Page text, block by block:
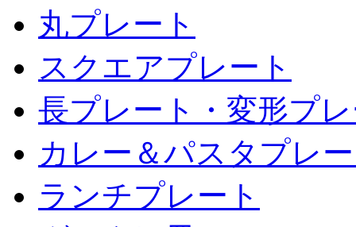
丸プレート
スクエアプレート
長プレート・変形プ
カレー＆パスタプレ
ランチプレート